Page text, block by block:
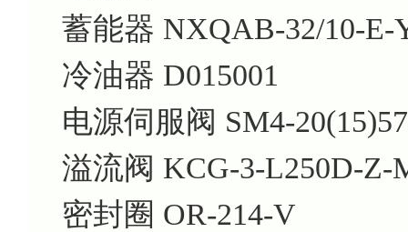
蓄能器 NXQAB-32/10-E-
冷油器 D015001
电源伺服阀 SM4-
溢流阀 KCG-3-L250D-Z-
密封圈 OR-214-V